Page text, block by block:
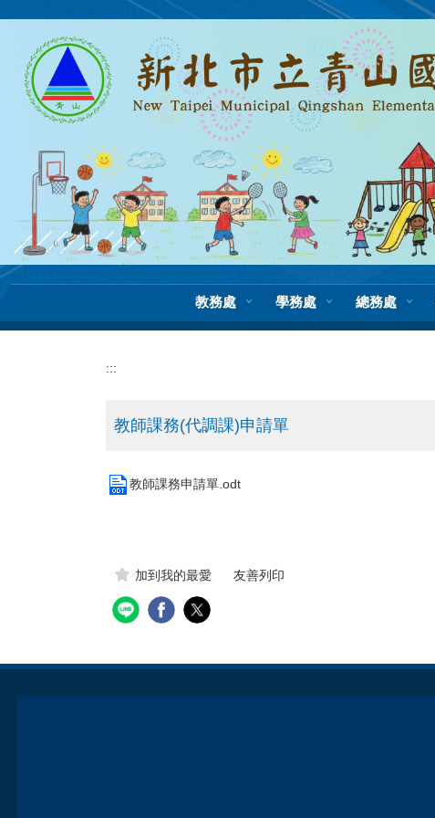
教務處 學務處 總務處
:::
教師課務(代調課)申請單
教師課務申請單.odt
加到我的最愛 友善列印